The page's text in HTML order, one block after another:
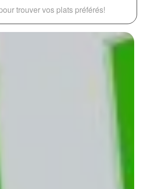
trouver vos plats préférés!